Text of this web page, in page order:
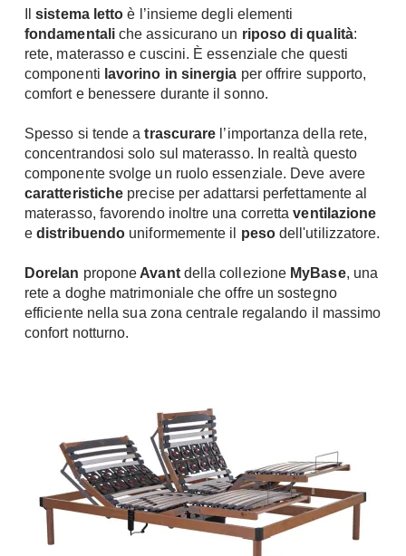
Pareti Attrezzate
Porta Tv
Contatti
Divani
Divani moderni
Divani classici
Poltrone
Poltroncine
Divanoletto
Chaise Longue
Divani Angolo
Divani in Pelle
Sedie
Tavolini
Tappeti
Oggettistica
Complementi arredo
Chiller
Pompe di calore
Ecologia
Case in Legno
Case Prefabbricate
Fotovoltaico
Riciclo
Bioedilizia
Teleriscaldamento
Aspirapolvere
Lavapavimenti
Progetti
Ilsistema letto è l’insieme degli elementi
fondamentaliche assicurano un riposo di qualità:
rete, materasso e cuscini. È essenziale che questi
componenti lavorino in sinergia per offrire supporto,
comfort e benessere durante il sonno.
Spesso si tende a trascurare l’importanza della rete,
concentrandosi solo sul materasso. In realtà questo
componente svolge un ruolo essenziale. Deve avere
caratteristiche precise per adattarsi perfettamente al
materasso, favorendo inoltre una correttaventilazione
edistribuendo uniformemente il peso dell'utilizzatore.
Dorelan propone Avantdella collezione MyBase, una
rete a doghe matrimoniale che offre un sostegno
efficiente nella sua zona centrale regalando il massimo
confort notturno.